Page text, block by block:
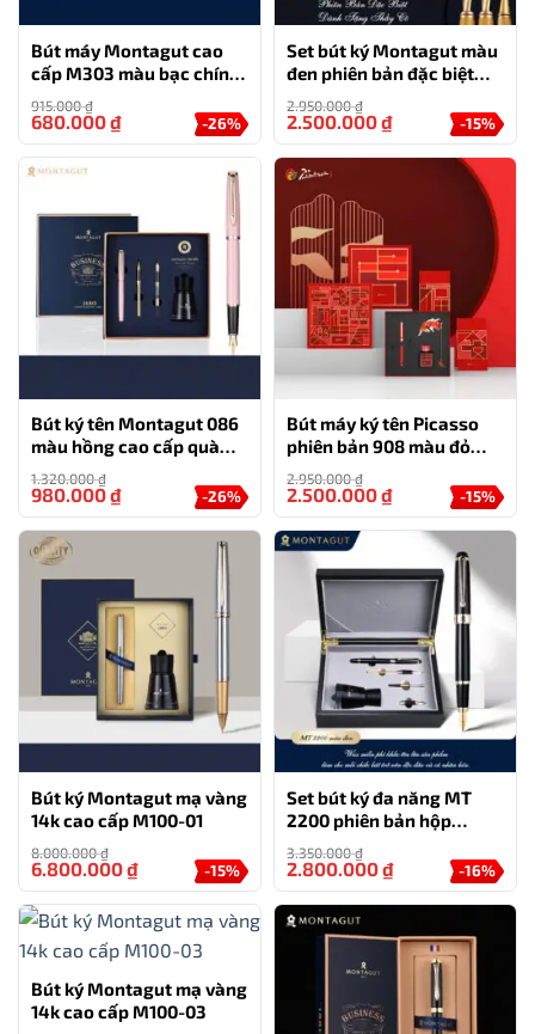
Bút máy Montagut cao
cấp M303 màu bạc chính
hãng
915.000₫
-26%
680.000₫
Set bút ký Montagut màu
đen phiên bản đặc biệt
dành tặng thầy cô
2.950.000₫
-15%
2.500.000₫
Bút ký tên Montagut 086
màu hồng cao cấp quà
tặng sếp nữ (tặng kèm 1 lọ
mực và 2 ngòi thay thế)
1.320.000₫
-26%
980.000₫
Bút máy ký tên Picasso
phiên bản 908 màu đỏ
đặc biệt
2.950.000₫
-15%
2.500.000₫
Bút ký Montagut mạ vàng
14k cao cấp M100-01
8.000.000₫
-15%
6.800.000₫
Set bút ký đa năng MT
2200 phiên bản hộp
nhung đặc biệt
3.350.000₫
-16%
2.800.000₫
Bút ký Montagut mạ vàng
14k cao cấp M100-03